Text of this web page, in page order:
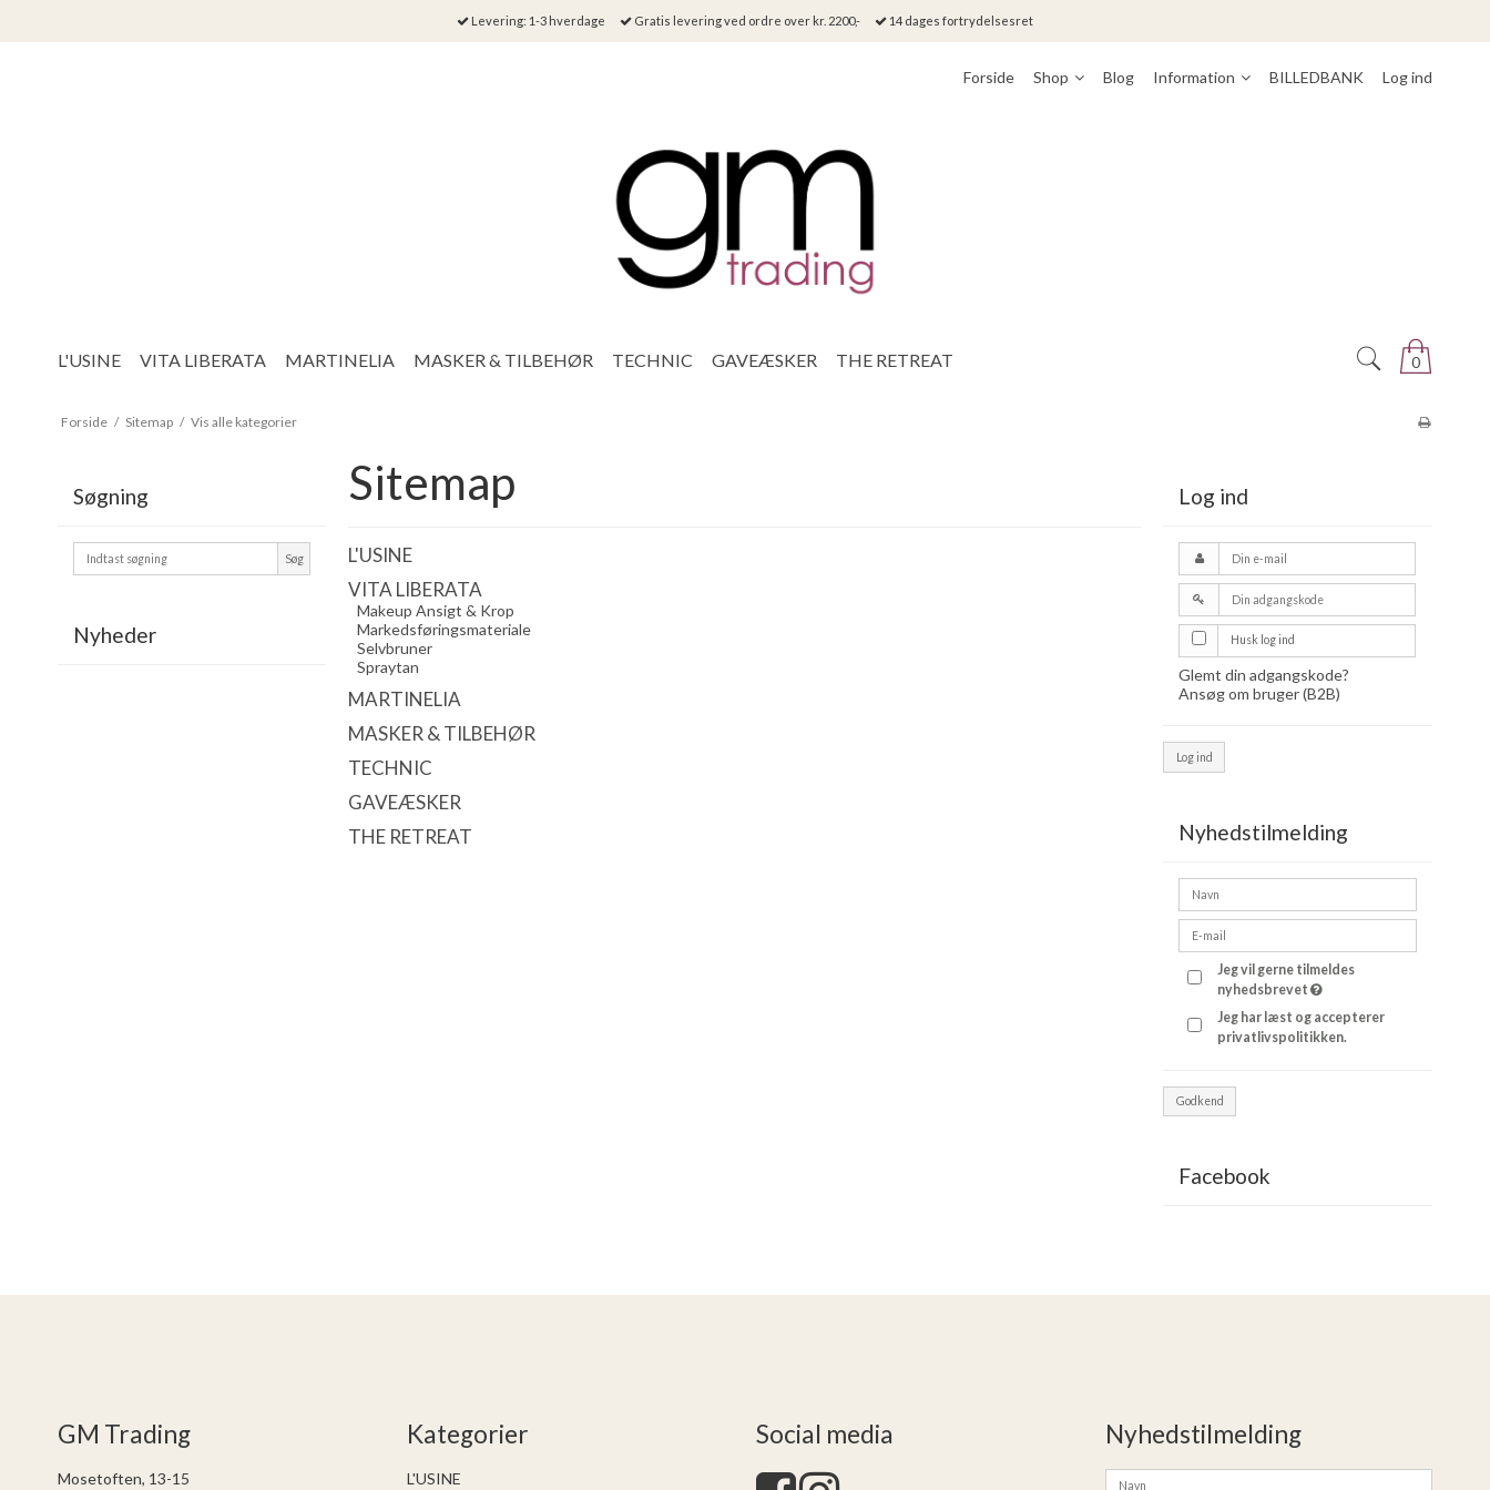
Levering: 1-3 hverdage Gratis levering ved ordre over kr. 2200,- 14 dages fortrydelsesret
Forside Shop Blog Information BILLEDBANK Log ind
0
L'USINE VITA LIBERATA MARTINELIA MASKER & TILBEHØR TECHNIC GAVEÆSKER THE RETREAT
Forside / Sitemap / Vis alle kategorier
Søgning
Søg
Nyheder
Sitemap
L'USINE
VITA LIBERATA
Makeup Ansigt & Krop
Markedsføringsmateriale
Selvbruner
Spraytan
MARTINELIA
MASKER & TILBEHØR
TECHNIC
GAVEÆSKER
THE RETREAT
Log ind
Husk log ind
Glemt din adgangskode?
Ansøg om bruger (B2B)
Log ind
Nyhedstilmelding
Jeg vil gerne tilmeldes
nyhedsbrevet
Jeg har læst og accepterer
privatlivspolitikken.
Godkend
Facebook
GM Trading
Mosetoften, 13-15
Kategorier
L'USINE
Social media Nyhedstilmelding